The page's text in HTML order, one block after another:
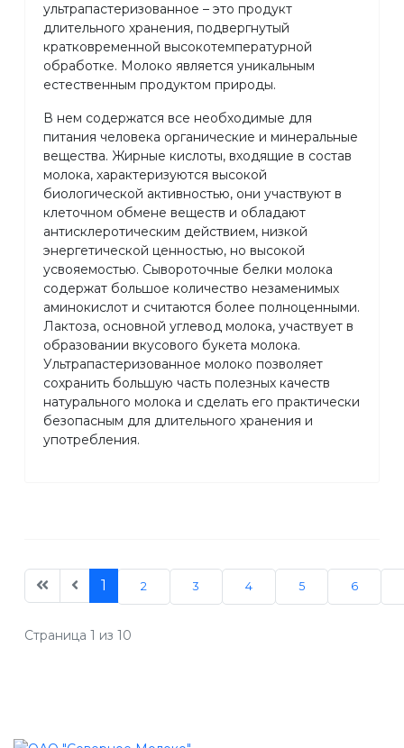
ультрапастеризованное – это продукт
длительного хранения, подвергнутый
кратковременной высокотемпературной
обработке. Молоко является уникальным
естественным продуктом природы.
В нем содержатся все необходимые для
питания человека органические и минеральные
вещества. Жирные кислоты, входящие в состав
молока, характеризуются высокой
биологической активностью, они участвуют в
клеточном обмене веществ и обладают
антисклеротическим действием, низкой
энергетической ценностью, но высокой
усвояемостью. Сывороточные белки молока
содержат большое количество незаменимых
аминокислот и считаются более полноценными.
Лактоза, основной углевод молока, участвует в
образовании вкусового букета молока.
Ультрапастеризованное молоко позволяет
сохранить большую часть полезных качеств
натурального молока и сделать его практически
безопасным для длительного хранения и
употребления.
1 2 3 4 5 6
Страница 1 из 10